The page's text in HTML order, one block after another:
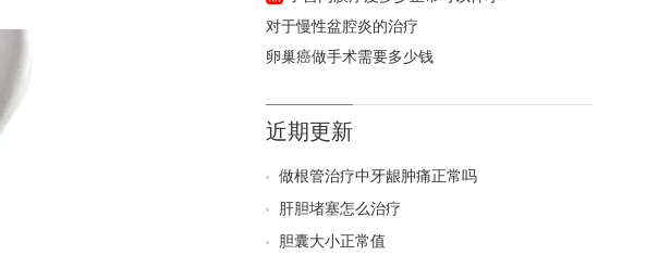
对于慢性盆腔炎的治疗
卵巢癌做手术需要多少钱
近期更新
做根管治疗中牙龈肿痛正常吗
肝胆堵塞怎么治疗
胆囊大小正常值